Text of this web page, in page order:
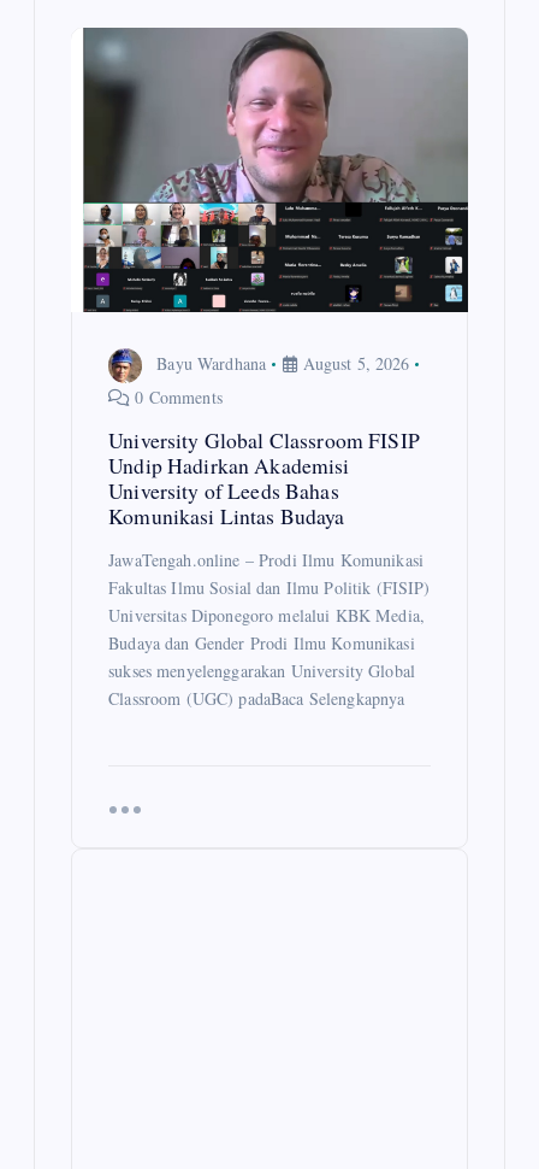
Bayu Wardhana
August 5, 2026
0 Comments
University Global Classroom FISIP
Undip Hadirkan Akademisi
University of Leeds Bahas
Komunikasi Lintas Budaya
JawaTengah.online – Prodi Ilmu Komunikasi
Fakultas Ilmu Sosial dan Ilmu Politik (FISIP)
Universitas Diponegoro melalui KBK Media,
Budaya dan Gender Prodi Ilmu Komunikasi
sukses menyelenggarakan University Global
Classroom (UGC) padaBaca Selengkapnya